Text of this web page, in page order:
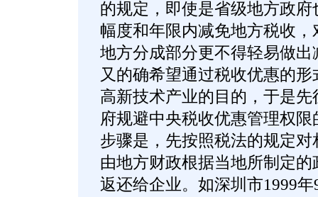
的规定，即使是省级地方政
幅度和年限内减免地方税收
地方分成部分更不得轻易做
又的确希望通过税收优惠的
高新技术产业的目的，于是
府规避中央税收优惠管理权
步骤是，先按照税法的规定
由地方财政根据当地所制定
返还给企业。如深圳市1999